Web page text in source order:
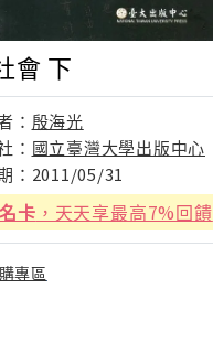
會 下
： 殷海光
： 國立臺灣大學出版中心
： 2011/05/31
卡 ，天天享最高7%回饋
專區